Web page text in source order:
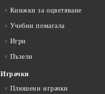
Книжки за оцветяване
Учебни помагала
Игри
Пъзели
Играчки
Плюшени играчки